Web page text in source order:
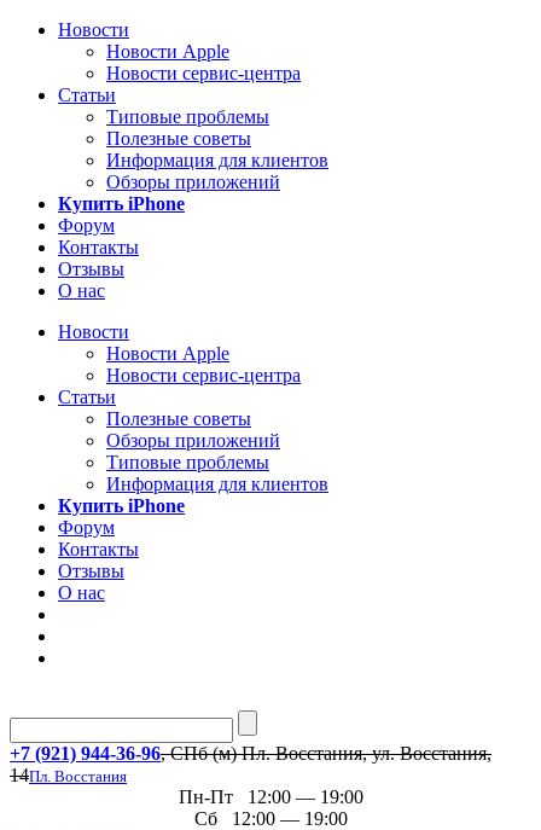
Новости
Новости Apple
Новости сервис-центра
Статьи
Типовые проблемы
Полезные советы
Информация для клиентов
Обзоры приложений
Купить iPhone
Форум
Контакты
Отзывы
О нас
Новости
Новости Apple
Новости сервис-центра
Статьи
Полезные советы
Обзоры приложений
Типовые проблемы
Информация для клиентов
Купить iPhone
Форум
Контакты
Отзывы
О нас
+7 (921) 944-36-96, СПб (м) Пл. Восстания, ул. Восстания,
14Пл. Восстания
Пн-Пт 12:00 — 19:00
Сб 12:00 — 19:00